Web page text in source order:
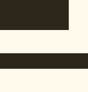
1/8